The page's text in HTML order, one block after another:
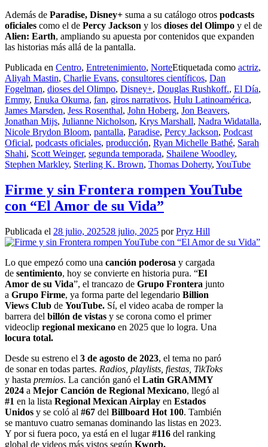
Además de Paradise, Disney+ suma a su catálogo otros podcasts
oficiales como el de Percy Jackson y los dioses del Olimpo y el de
Alien: Earth, ampliando su apuesta por contenidos que expanden
las historias más allá de la pantalla.
Publicada en Centro, Entretenimiento, NorteEtiquetada como actriz,
Aliyah Mastin, Charlie Evans, consultores científicos, Dan
Fogelman, dioses del Olimpo, Disney+, Douglas Rushkoff., El Día,
Emmy, Enuka Okuma, fan, giros narrativos, Hulu Latinoamérica,
James Marsden, Jess Rosenthal, John Hoberg, Jon Beavers,
Jonathan Mijs, Julianne Nicholson, Krys Marshall, Nadra Widatalla,
Nicole Brydon Bloom, pantalla, Paradise, Percy Jackson, Podcast
Oficial, podcasts oficiales, producción, Ryan Michelle Bathé, Sarah
Shahi, Scott Weinger, segunda temporada, Shailene Woodley,
Stephen Markley, Sterling K. Brown, Thomas Doherty, YouTube
Firme y sin Frontera rompen YouTube
con “El Amor de su Vida”
Publicada el 28 julio, 202528 julio, 2025 porPryz Hill
Lo que empezó como una canción poderosa y cargada
de sentimiento, hoy se convierte en historia pura. “El
Amor de su Vida”, el trancazo de Grupo Frontera junto
a Grupo Firme, ya forma parte del legendario Billion
Views Club de YouTube. Sí, el video acaba de romper la
barrera del billón de vistas y se corona como el primer
videoclip regional mexicano en 2025 que lo logra. Una
locura total.
Desde su estreno el 3 de agosto de 2023, el tema no paró
de sonar en todas partes. Radios, playlists, fiestas, TikToks
y hasta premios. La canción ganó el Latin GRAMMY
2024 a Mejor Canción de Regional Mexicano, llegó al
#1 en la lista Regional Mexican Airplay en Estados
Unidos y se coló al #67 del Billboard Hot 100. También
se mantuvo cuatro semanas dominando las listas en 2023.
Y por si fuera poco, ya está en el lugar#116 del ranking
global de videos más vistos según Kworb.